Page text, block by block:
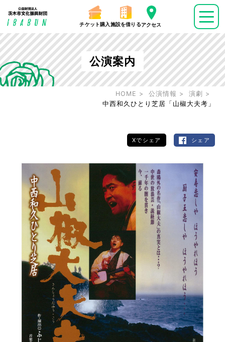
チケット購入 施設を借りるアクセス
公演案内
HOME 公演情報
演劇
中西和久ひとり芝居「山椒大夫考」
Xでシェア シェア